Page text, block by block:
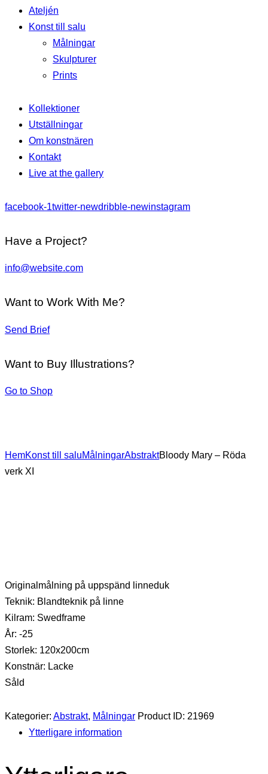
Ateljén
Konst till salu
Målningar
Skulpturer
Prints
Kollektioner
Utställningar
Om konstnären
Kontakt
Live at the gallery
facebook-1twitter-newdribble-newinstagram
Have a Project?
info@website.com
Want to Work With Me?
Send Brief
Want to Buy Illustrations?
Go to Shop
HemKonst till saluMålningarAbstraktBloody Mary – Röda
verk XI
Originalmålning på uppspänd linneduk
Teknik: Blandteknik på linne
Kilram: Swedframe
År: -25
Storlek: 120x200cm
Konstnär: Lacke
Såld
Kategorier: Abstrakt, Målningar Product ID: 21969
Ytterligare information